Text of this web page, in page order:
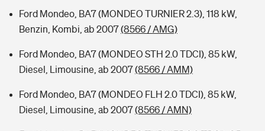
Ford Mondeo, BA7 (MONDEO TURNIER 2.3), 118 kW,
Benzin, Kombi, ab 2007(8566 / AMG)
Ford Mondeo, BA7 (MONDEO STH 2.0 TDCI), 85 kW,
Diesel, Limousine, ab 2007(8566 / AMM)
Ford Mondeo, BA7 (MONDEO FLH 2.0 TDCI), 85 kW,
Diesel, Limousine, ab 2007(8566 / AMN)